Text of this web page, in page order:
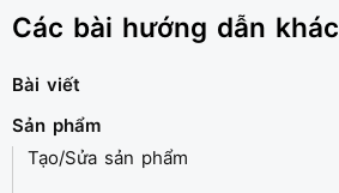
Các bài hướng dẫn khác
Bài viết
Sản phẩm
Tạo/Sửa sản phẩm